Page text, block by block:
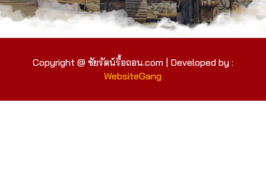
Copyright @ ชัยรัตน์รื้อถอน.com | Developed by :
WebsiteGang